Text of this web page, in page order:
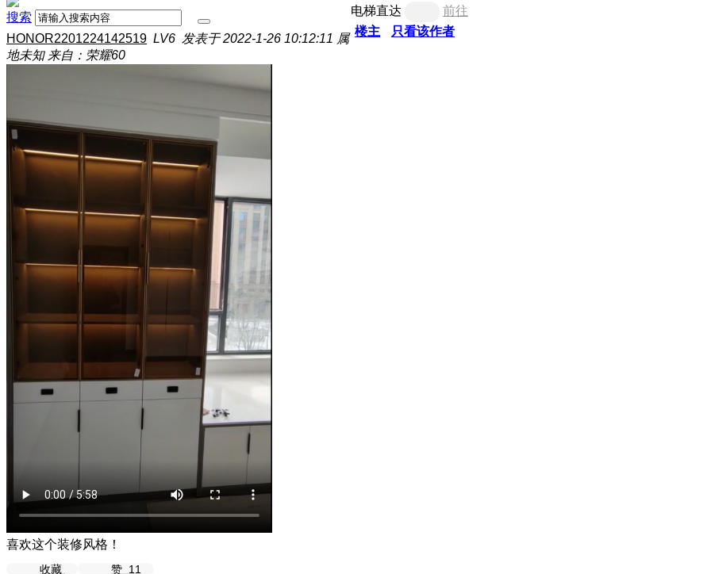
搜索 电梯直达
前往
楼主
只看该作者
HONOR2201224142519 LV6 发表于 2022-1-26 10:12:11 属
地未知 来自：荣耀60
喜欢这个装修风格！
收藏 赞 11